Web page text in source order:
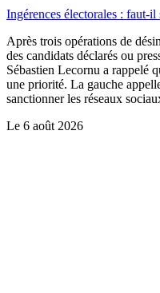
Ingérences électorales : faut-
Après trois opérations de
des candidats déclarés ou
Sébastien Lecornu a rappelé
une priorité. La gauche
sanctionner les réseaux
Le 6 août 2026